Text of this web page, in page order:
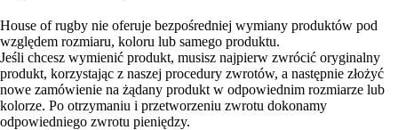
House of rugby nie oferuje bezpośredniej wymiany produktów pod
względem rozmiaru, koloru lub samego produktu.
Jeśli chcesz wymienić produkt, musisz najpierw zwrócić oryginalny
produkt, korzystając z naszej procedury zwrotów, a następnie złożyć
nowe zamówienie na żądany produkt w odpowiednim rozmiarze lub
kolorze. Po otrzymaniu i przetworzeniu zwrotu dokonamy
odpowiedniego zwrotu pieniędzy.